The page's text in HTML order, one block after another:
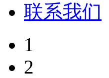
联系我们
1
2